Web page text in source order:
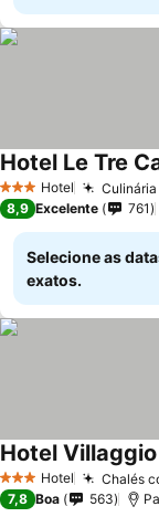
3 EstrelasHotel
Hotel Le Tre
8,9 Excelente 761
Selecione as
exatos.
3 EstrelasHotel Chalés
Hotel
7,8 Boa 563